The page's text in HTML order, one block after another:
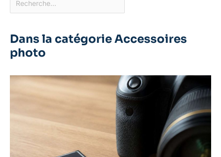
Dans la catégorie Accessoires
photo